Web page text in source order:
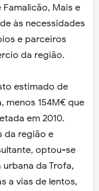
Mais e
às necessidades
e parceiros
da região.
estimado de
menos 154M€ que
em 2010.
da região e
optou-se
da Trofa,
a vias de lentos,